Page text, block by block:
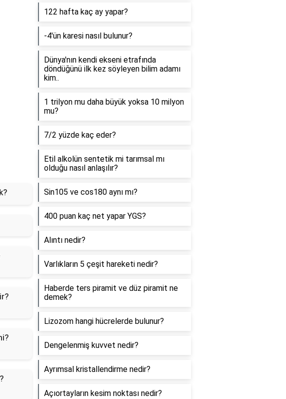
122 hafta kaç ay yapar?
-4'ün karesi nasıl bulunur?
Dünya'nın kendi ekseni etrafında
döndüğünü ilk kez söyleyen bilim adamı
kim..
1 trilyon mu daha büyük yoksa 10 milyon
mu?
7/2 yüzde kaç eder?
Etil alkolün sentetik mi tarımsal mı
olduğu nasıl anlaşılır?
Sin105 ve cos180 aynı mı?
400 puan kaç net yapar YGS?
Alıntı nedir?
Varlıkların 5 çeşit hareketi nedir?
Haberde ters piramit ve düz piramit ne
demek?
Lizozom hangi hücrelerde bulunur?
Dengelenmiş kuvvet nedir?
Ayrımsal kristallendirme nedir?
Açıortayların kesim noktası nedir?